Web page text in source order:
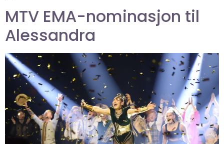
MTV EMA-nominasjon til
Alessandra